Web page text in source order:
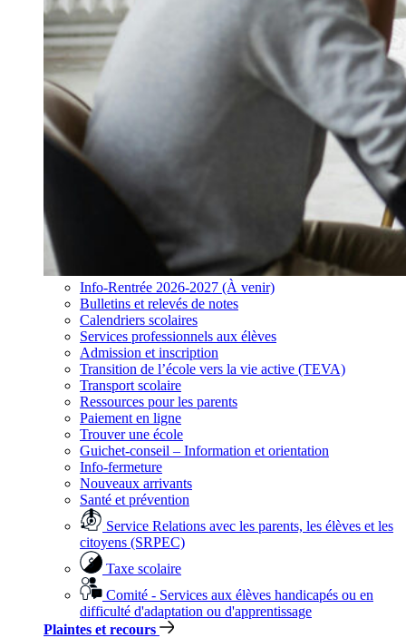
Info-Rentrée 2026-2027 (À venir)
Bulletins et relevés de notes
Calendriers scolaires
Services professionnels aux élèves
Admission et inscription
Transition de l’école vers la vie active (TEVA)
Transport scolaire
Ressources pour les parents
Paiement en ligne
Trouver une école
Guichet-conseil – Information et orientation
Info-fermeture
Nouveaux arrivants
Santé et prévention
Service Relations avec les parents, les élèves et les
citoyens (SRPEC)
Taxe scolaire
Comité - Services aux élèves handicapés ou en
difficulté d'adaptation ou d'apprentissage
Plaintes et recours